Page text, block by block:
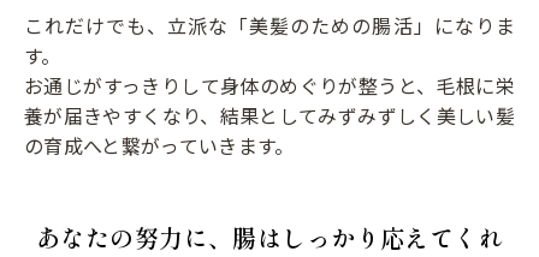
これだけでも、立派な「美髪のための腸活」になりま
す。
お通じがすっきりして身体のめぐりが整うと、毛根に栄
養が届きやすくなり、結果としてみずみずしく美しい髪
の育成へと繋がっていきます。
あなたの努力に、腸はしっかり応えてくれ